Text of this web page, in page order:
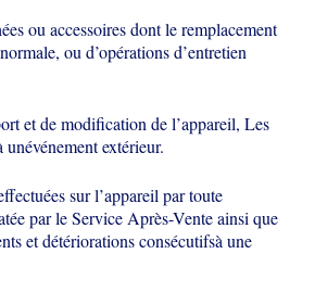
ou accessoires dont le remplacement
normale, ou d’opérations d’entretien
et de modification de l’appareil, Les
unévénement extérieur.
sur l’appareil par toute
par leService Après-Vente ainsi que
et détériorations consécutifsà une